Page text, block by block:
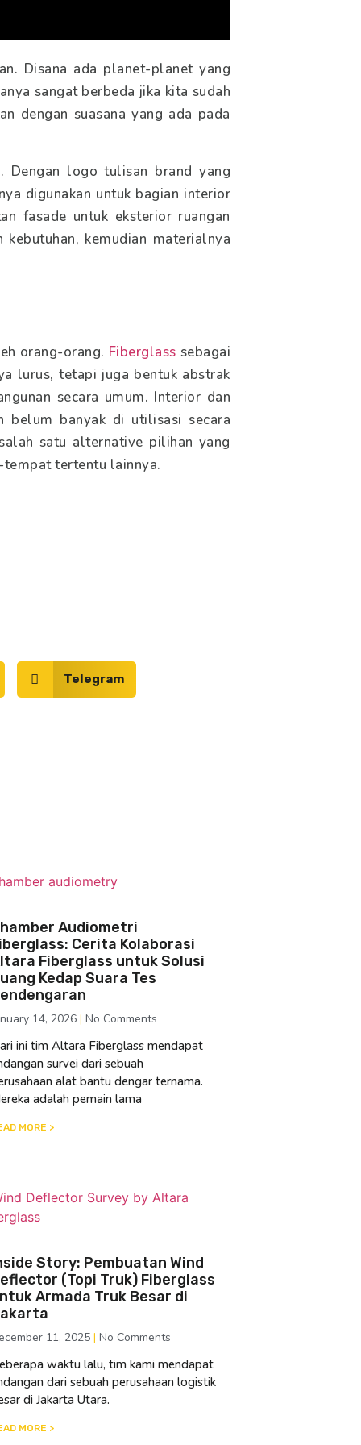
Disana ada planet-planet yang
sangat berbeda jika kita sudah
dengan suasana yang ada pada
Dengan logo tulisan brand yang
digunakan untuk bagian interior
fasade untuk eksterior ruangan
kemudian materialnya
orang-orang. Fiberglass sebagai
lurus, tetapi juga bentuk abstrak
secara umum. Interior dan
belum banyak di utilisasi secara
satu alternative pilihan yang
tertentu lainnya.
Telegram
Audiometri
Cerita Kolaborasi
Fiberglass untuk Solusi
Kedap Suara Tes
14, 2026 No Comments
ini tim Altara Fiberglass mendapat
survei dari sebuah
alat bantu dengar ternama.
adalah pemain lama
MORE >
Story: Pembuatan Wind
(Topi Truk) Fiberglass
Armada Truk Besar di
11, 2025 No Comments
waktu lalu, tim kami mendapat
dari sebuah perusahaan logistik
di Jakarta Utara.
MORE >